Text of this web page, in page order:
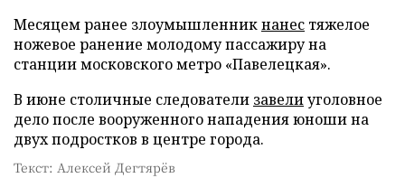
Месяцем ранее злоумышленникнанес тяжелое
ножевое ранение молодому пассажиру на
станции московского метро «Павелецкая».
В июне столичные следователи завелиуголовное
дело после вооруженного нападения юноши на
двух подростков в центре города.
Текст: Алексей Дегтярёв